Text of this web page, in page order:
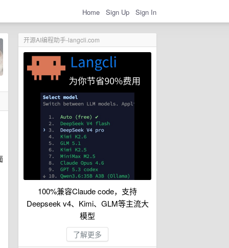
Home Sign Up Sign In
开源AI编程助手-langcli.com
100%兼容Claude code，支持
Deepseek v4、Kimi、GLM等主流大
模型
了解更多